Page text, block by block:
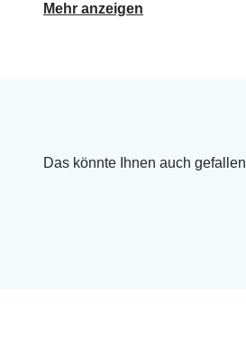
Mehr anzeigen
Das könnte Ihnen auch gefallen